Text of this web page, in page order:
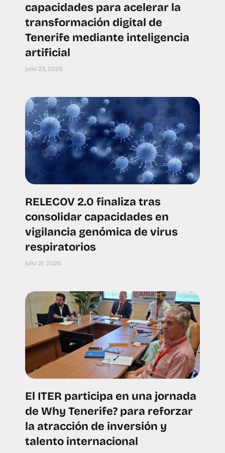
capacidades para acelerar la
transformación digital de
Tenerife mediante inteligencia
artificial
julio 23, 2026
RELECOV 2.0 finaliza tras
consolidar capacidades en
vigilancia genómica de virus
respiratorios
julio 21, 2026
El ITER participa en una jornada
de Why Tenerife? para reforzar
la atracción de inversión y
talento internacional